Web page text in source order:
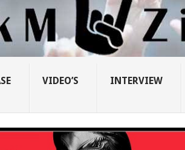
VIDEO’S INTERVIEW